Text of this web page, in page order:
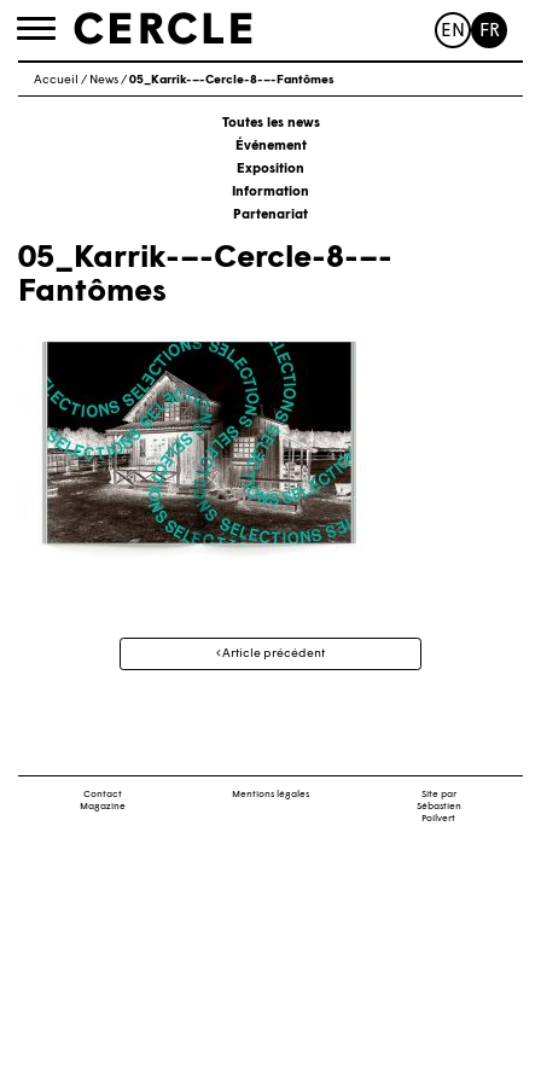
Toggle
EN FR
Accueil / News/05_Karrik-–-Cercle-8-–-Fantômes
Toutes les news
Événement
Exposition
Information
Partenariat
05_Karrik-–-Cercle-8-–-
Fantômes
Navigation
Article précédent
Contact
Magazine
Mentions légales
Site par
Sébastien
Poilvert